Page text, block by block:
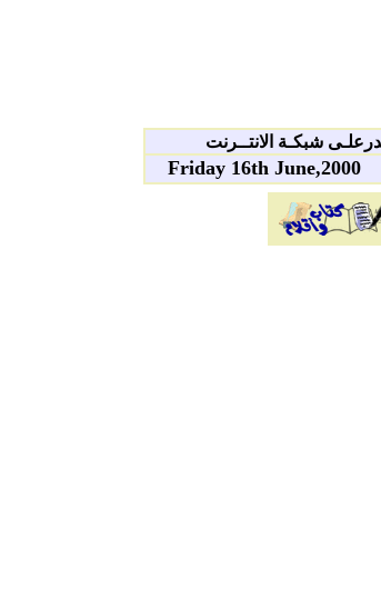
شبكـة الانتــرنت
Friday 16th June,2000